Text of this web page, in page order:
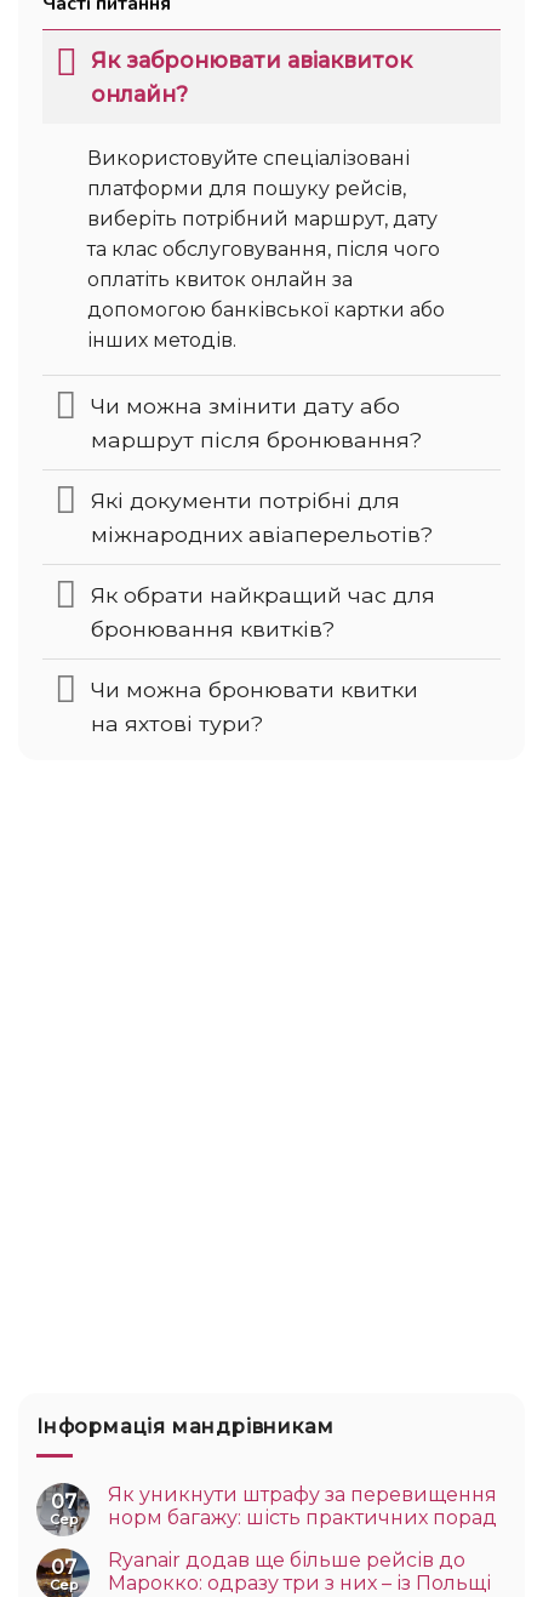
Як забронювати авіаквиток
онлайн?
Використовуйте спеціалізовані
платформи для пошуку рейсів,
виберіть потрібний маршрут, дату
та клас обслуговування, після чого
оплатіть квиток онлайн за
допомогою банківської картки або
інших методів.
Чи можна змінити дату або
маршрут після бронювання?
Які документи потрібні для
міжнародних авіаперельотів?
Як обрати найкращий час для
бронювання квитків?
Чи можна бронювати квитки
на яхтові тури?
Інформація мандрівникам
07
Сер
Як уникнути штрафу за перевищення
норм багажу: шість практичних порад
07
Сер
Ryanair додав ще більше рейсів до
Марокко: одразу три з них – із Польщі